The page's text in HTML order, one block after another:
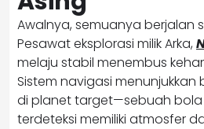
Awalnya, semuanya berjalan
Pesawat eksplorasi milik Arka,
melaju stabil menembus
Sistem navigasi
di planet target—sebuah bola
terdeteksi memiliki atmosfer